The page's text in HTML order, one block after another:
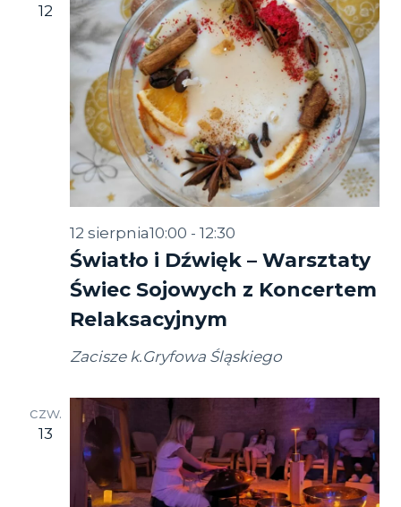
12
Światło i Dźwięk – Warsztaty
Świec Sojowych z Koncertem
Relaksacyjnym
12 sierpnia10:00 - 12:30
Zacisze k.Gryfowa Śląskiego
czw.
13